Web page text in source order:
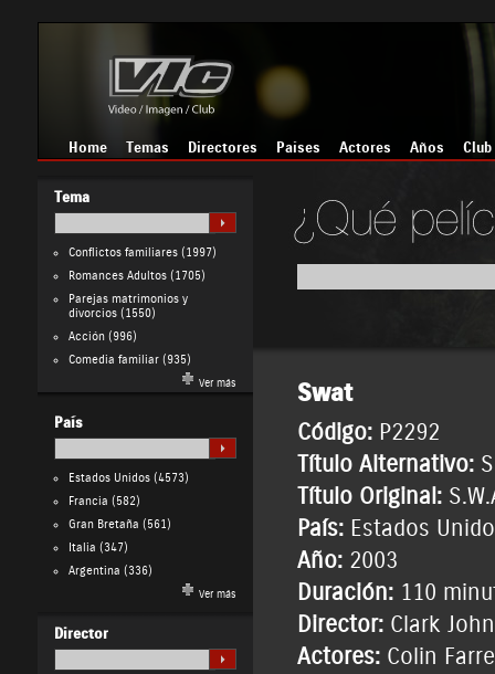
Home Temas Directores Países Actores Años Club
Tema
Conflictos familiares(1997)
Romances Adultos(1705)
Parejas matrimonios y
divorcios(1550)
Acción(996)
Comedia familiar(935)
Ver más
País
Estados Unidos(4573)
Francia (582)
Gran Bretaña (561)
Italia (347)
Argentina (336)
Ver más
Director
Swat
Código: P2292
Título Alternativo:
Título Original:
País: Estados
Año: 2003
Duración: 110
Director: Clark
Actores: Colin